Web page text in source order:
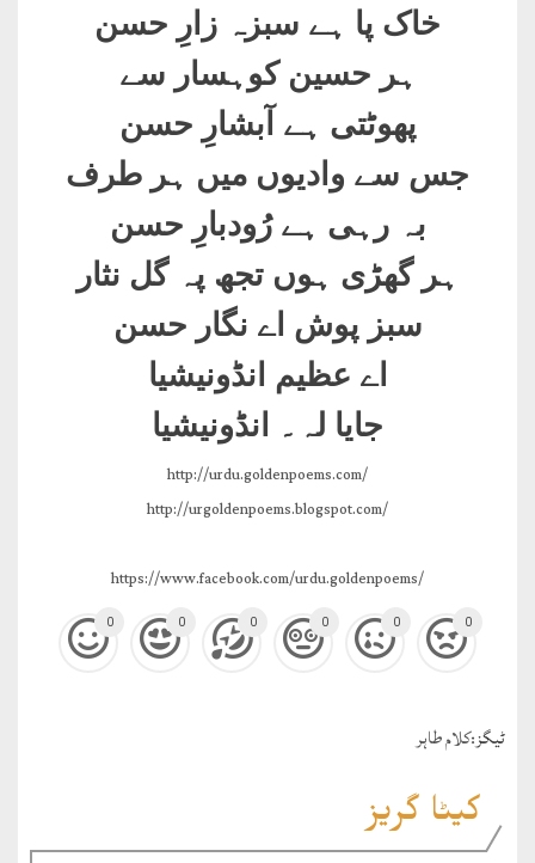
خاک پا ہے سبزہ زارِ حسن
ہر حسین کوہسار سے
پھوٹتی ہے آبشارِ حسن
جس سے وادیوں میں ہر طرف
بہ رہی ہے رُودبارِ حسن
ہر گھڑی ہوں تجھ پہ گل نثار
سبز پوش اے نگار حسن
اے عظیم انڈونیشیا
جایا لہ۔ انڈونیشیا
http://urdu.goldenpoems.com/
http://urgoldenpoems.blogspot.com/
https://www.facebook.com/urdu.goldenpoems/
0 0 0 0 0 0
ٹيگز:کلام طاہر
کیٹا گریز